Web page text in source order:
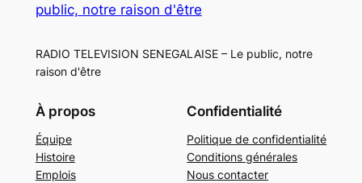
public, notre raison d'être
RADIO TELEVISION SENEGALAISE – Le public, notre
raison d'être
À propos
Équipe
Histoire
Emplois
Confidentialité
Politique de confidentialité
Conditions générales
Nous contacter